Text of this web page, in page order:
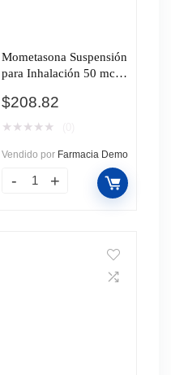
Mometasona Suspensión
para Inhalación 50 mcg,
$208.82
★ ★ ★ ★ ★
Vendido por Farmacia Demo